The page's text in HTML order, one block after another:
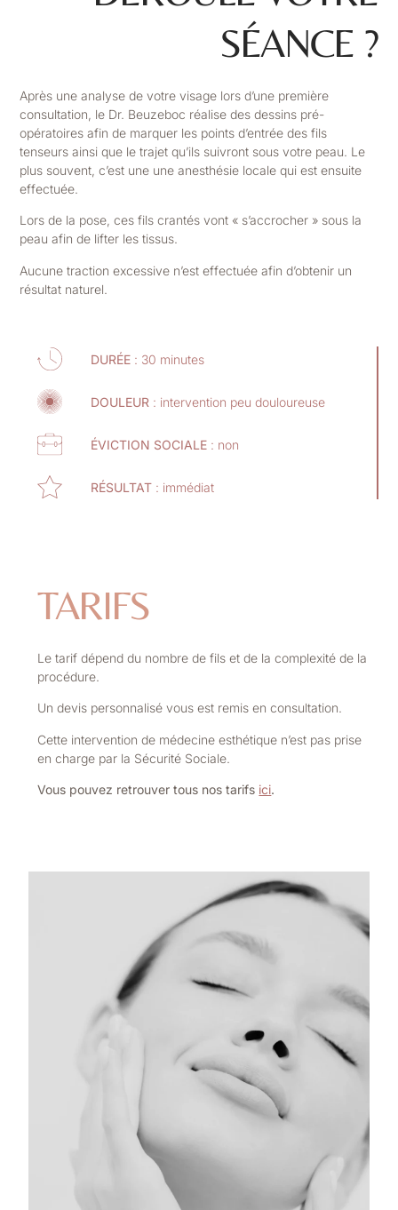
DURÉE : 30 minutes
DOULEUR : intervention peu douloureuse
ÉVICTION SOCIALE : non
RÉSULTAT : immédiat
SÉANCE ?
Après une analyse de votre visage lors d’une première
consultation, le Dr. Beuzeboc réalise des dessins pré-
opératoires afin de marquer les points d’entrée des fils
tenseurs ainsi que le trajet qu’ils suivront sous votre peau. Le
plus souvent, c’est une une anesthésie locale qui est ensuite
effectuée.
Lors de la pose, ces fils crantés vont « s’accrocher » sous la
peau afin de lifter les tissus.
Aucune traction excessive n’est effectuée afin d’obtenir un
résultat naturel.
TARIFS
Le tarif dépend du nombre de fils et de la complexité de la
procédure.
Un devis personnalisé vous est remis en consultation.
Cette intervention de médecine esthétique n’est pas prise
en charge par la Sécurité Sociale.
Vous pouvez retrouver tous nos tarifs ici.